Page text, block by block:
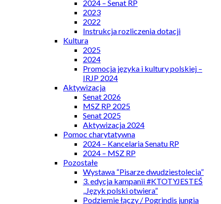
2024 – Senat RP
2023
2022
Instrukcja rozliczenia dotacji
Kultura
2025
2024
Promocja języka i kultury polskiej –
IRJP 2024
Aktywizacja
Senat 2026
MSZ RP 2025
Senat 2025
Aktywizacja 2024
Pomoc charytatywna
2024 – Kancelaria Senatu RP
2024 – MSZ RP
Pozostałe
Wystawa “Pisarze dwudziestolecia”
3. edycja kampanii #KTOTYJESTEŚ
„Język polski otwiera”
Podziemie łączy / Pogrindis jungia